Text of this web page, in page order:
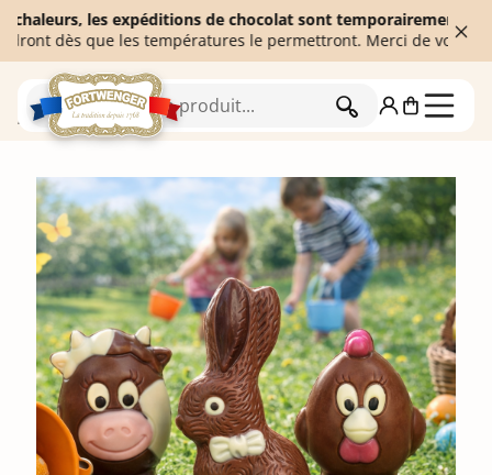
les expéditions de chocolat sont temporairement
que les températures le permettront. Merci de votre
RECHERCHER
Accueil